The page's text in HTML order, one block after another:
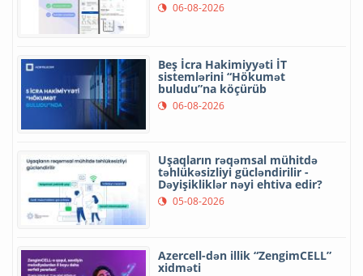
06-08-2026
Beş İcra Hakimiyyəti İT
sistemlərini “Hökumət
buludu”na köçürüb
06-08-2026
Uşaqların rəqəmsal mühitdə
təhlükəsizliyi gücləndirilir -
Dəyişikliklər nəyi ehtiva edir?
05-08-2026
Azercell-dən illik “ZengimCELL”
xidməti